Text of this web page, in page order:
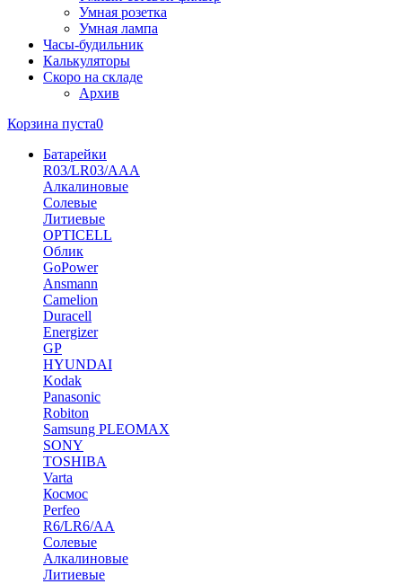
Умная розетка
Умная лампа
Часы-будильник
Калькуляторы
Скоро на складе
Архив
Корзина пуста0
Батарейки
R03/LR03/AAA
Алкалиновые
Солевые
Литиевые
OPTICELL
Облик
GoPower
Ansmann
Camelion
Duracell
Energizer
GP
HYUNDAI
Kodak
Panasonic
Robiton
Samsung PLEOMAX
SONY
TOSHIBA
Varta
Космос
Perfeo
R6/LR6/AA
Солевые
Алкалиновые
Литиевые